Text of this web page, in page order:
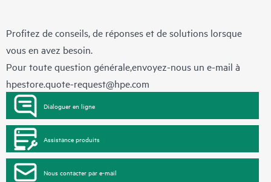
Profitez de conseils, de réponses et de solutions lorsque
vous en avez besoin.
Pour toute question générale,envoyez-nous un e-mail à
hpestore.quote-request@hpe.com
Dialoguer en ligne
Assistance produits
Nous contacter par e-mail